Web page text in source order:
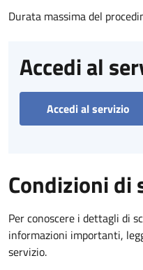
Durata massima del
Accedi al
Accedi al servizio
Condizioni di
Per conoscere i dettagli di
informazioni importanti,
servizio.